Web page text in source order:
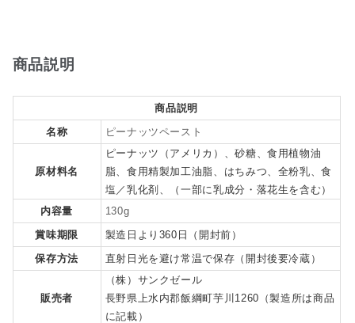
商品説明
商品説明
名称
ピーナッツペースト
原材料名
ピーナッツ（アメリカ）、砂糖、食用植物油
脂、食用精製加工油脂、はちみつ、全粉乳、食
塩／乳化剤、（一部に乳成分・落花生を含む）
内容量
130g
賞味期限
製造日より360日（開封前）
保存方法
直射日光を避け常温で保存（開封後要冷蔵）
販売者
（株）サンクゼール
長野県上水内郡飯綱町芋川1260（製造所は商品
に記載）